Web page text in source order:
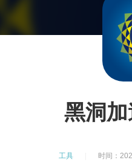
黑洞
工具 时间：